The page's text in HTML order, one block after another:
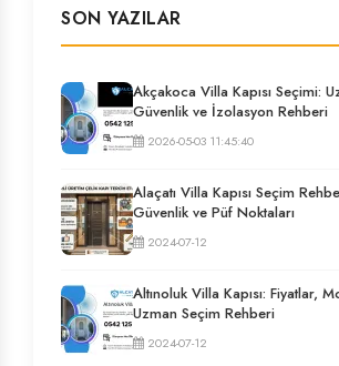
SON YAZILAR
Akçakoca Villa Kapısı Seçimi:
Güvenlik ve İzolasyon Rehberi
2026-05-03 11:45:40
Alaçatı Villa Kapısı Seçim
Güvenlik ve Püf Noktaları
2024-07-12
Altınoluk Villa Kapısı: Fiyatlar,
Uzman Seçim Rehberi
2024-07-12